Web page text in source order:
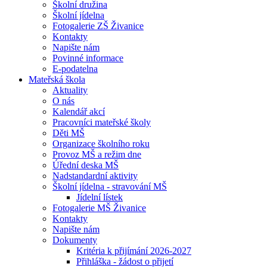
Školní družina
Školní jídelna
Fotogalerie ZŠ Živanice
Kontakty
Napište nám
Povinné informace
E-podatelna
Mateřská škola
Aktuality
O nás
Kalendář akcí
Pracovníci mateřské školy
Děti MŠ
Organizace školního roku
Provoz MŠ a režim dne
Úřední deska MŠ
Nadstandardní aktivity
Školní jídelna - stravování MŠ
Jídelní lístek
Fotogalerie MŠ Živanice
Kontakty
Napište nám
Dokumenty
Kritéria k přijímání 2026-2027
Přihláška - žádost o přijetí